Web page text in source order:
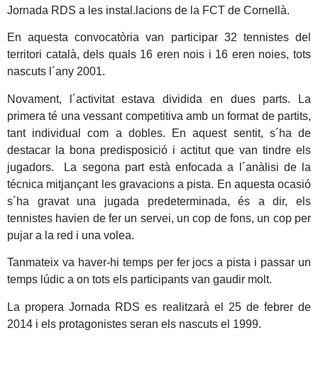
Jornada RDS a les instal.lacions de la FCT de Cornellà.
En aquesta convocatòria van participar 32 tennistes del
territori català, dels quals 16 eren nois i 16 eren noies, tots
nascuts l´any 2001.
Novament, l´activitat estava dividida en dues parts. La
primera té una vessant competitiva amb un format de partits,
tant individual com a dobles. En aquest sentit, s´ha de
destacar la bona predisposició i actitut que van tindre els
jugadors. La segona part està enfocada a l´anàlisi de la
técnica mitjançant les gravacions a pista. En aquesta ocasió
s´ha gravat una jugada predeterminada, és a dir, els
tennistes havien de fer un servei, un cop de fons, un cop per
pujar a la red i una volea.
Tanmateix va haver-hi temps per fer jocs a pista i passar un
temps lúdic a on tots els participants van gaudir molt.
La propera Jornada RDS es realitzarà el 25 de febrer de
2014 i els protagonistes seran els nascuts el 1999.